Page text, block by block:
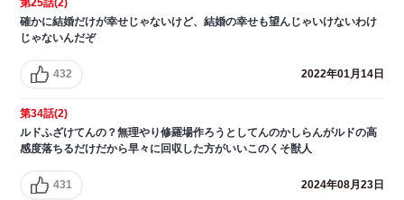
第25話(2)
確かに結婚だけが幸せじゃないけど、結婚の幸せも望んじゃいけないわけ
じゃないんだぞ
432 2022年01月14日
第34話(2)
ルドふざけてんの？無理やり修羅場作ろうとしてんのかしらんがルドの高
感度落ちるだけだから早々に回収した方がいいこのくそ獣人
431 2024年08月23日